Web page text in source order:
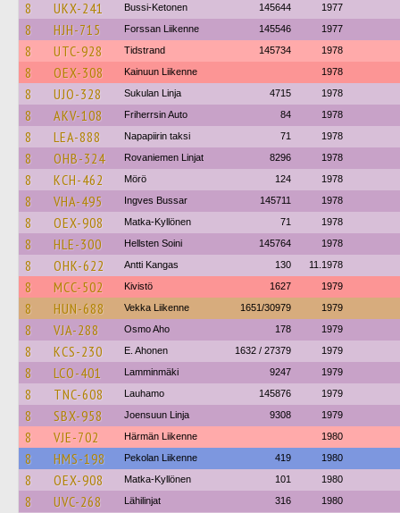
8 UKX-241 Bussi-Ketonen 145644 1977
8 HJH-715 Forssan Liikenne 145546 1977
8 UTC-928 Tidstrand 145734 1978
8 OEX-308 Kainuun Liikenne 1978
8 UJO-328 Sukulan Linja 4715 1978
8 AKV-108 Friherrsin Auto 84 1978
8 LEA-888 Napapiirin taksi 71 1978
8 OHB-324 Rovaniemen Linjat 8296 1978
8 KCH-462 Mörö 124 1978
8 VHA-495 Ingves Bussar 145711 1978
8 OEX-908 Matka-Kyllönen 71 1978
8 HLE-300 Hellsten Soini 145764 1978
8 OHK-622 Antti Kangas 130 11.1978
8 MCC-502 Kivistö 1627 1979
8 HUN-688 Vekka Liikenne 1651/30979 1979
8 VJA-288 Osmo Aho 178 1979
8 KCS-230 E. Ahonen 1632 / 27379 1979
8 LCO-401 Lamminmäki 9247 1979
8 TNC-608 Lauhamo 145876 1979
8 SBX-958 Joensuun Linja 9308 1979
8 VJE-702 Härmän Liikenne 1980
8 HMS-198 Pekolan Liikenne 419 1980
8 OEX-908 Matka-Kyllönen 101 1980
8 UVC-268 Lähilinjat 316 1980